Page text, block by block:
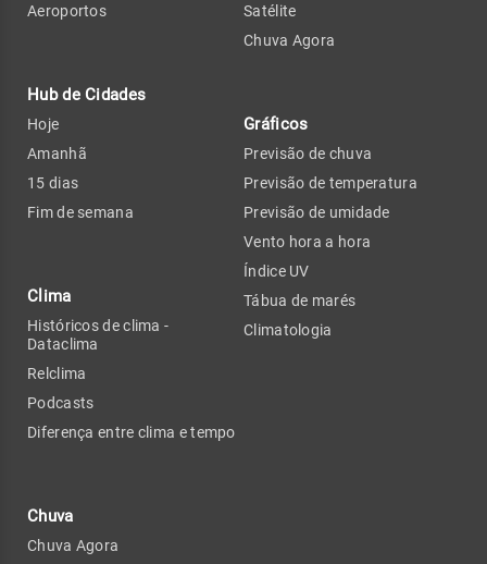
Aeroportos
Hub de Cidades
Hoje
Amanhã
15 dias
Fim de semana
Clima
Históricos de clima -
Dataclima
Relclima
Podcasts
Diferença entre clima e tempo
Chuva
Chuva Agora
Satélite
Chuva Agora
Gráficos
Previsão de chuva
Previsão de temperatura
Previsão de umidade
Vento hora a hora
Índice UV
Tábua de marés
Climatologia